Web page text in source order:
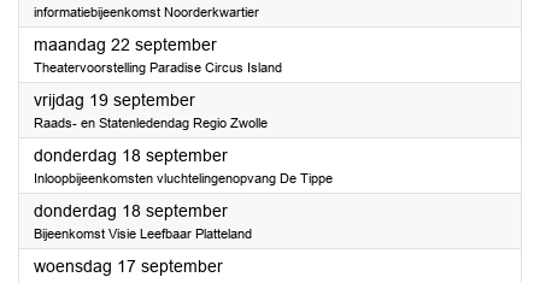
informatiebijeenkomst Noorderkwartier
maandag 22 september2025
Theatervoorstelling Paradise Circus Island
vrijdag 19 september2025
Raads- en Statenledendag Regio Zwolle
donderdag 18 september2025
Inloopbijeenkomsten vluchtelingenopvang De Tippe
donderdag 18 september2025
Bijeenkomst Visie Leefbaar Platteland
woensdag 17 september2025